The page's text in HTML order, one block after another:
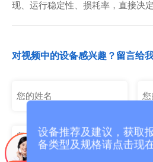
现、运行稳定性、损耗率，直接决
低损耗的核心优势，优化诸多行业
对视频中的设备感兴趣？留言给
设备推荐及建议，获取
备类型及规格请点击现